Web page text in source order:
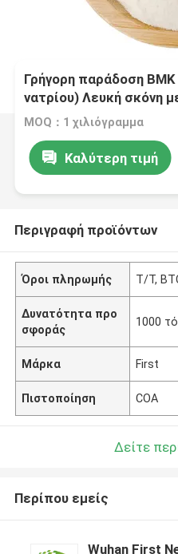
Γρήγορη παράδοση BMK
νατρίου) Λευκή σκόνη
MOQ：1 χιλιόγραμμα
Καλύτερη τιμή
Περιγραφή προϊόντων
Όροι πληρωμής Τ/Τ,
Δυνατότητα προ
σφοράς
1000
Μάρκα First
Πιστοποίηση COA
Δείτε
Περίπου εμείς
Wuhan First